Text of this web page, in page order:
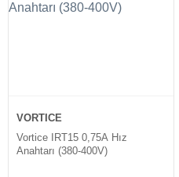
VORTICE
Vortice IRT15 0,75A Hız
Anahtarı (380-400V)